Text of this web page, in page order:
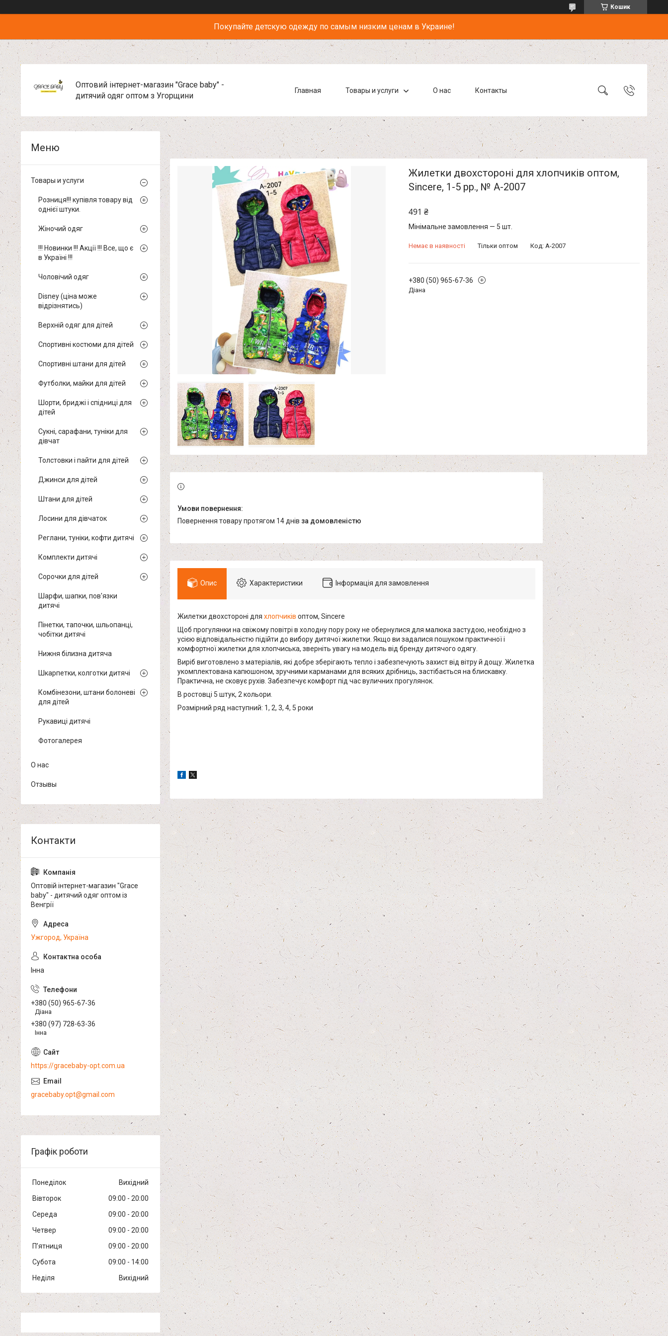
Кошик
Покупайте детскую одежду по самым низким ценам в Украине!
Оптовий інтернет-магазин "Grace baby" -
дитячий одяг оптом з Угорщини
Главная Товары и услуги О нас Контакты
Жилетки двохстороні для хлопчиків оптом,
Sincere, 1-5 рр., № А-2007
491 ₴
Мінімальне замовлення — 5 шт.
Немає в наявності Тільки оптом Код: А-2007
+380 (50) 965-67-36
Діана
повернення товару протягом 14 днів за домовленістю
Опис Характеристики Інформація для замовлення
Жилетки двохстороні для хлопчиків оптом, Sincere
Щоб прогулянки на свіжому повітрі в холодну пору року не обернулися для малюка застудою, необхідно з
усією відповідальністю підійти до вибору дитячої жилетки. Якщо ви задалися пошуком практичної і
комфортної жилетки для хлопчиська, зверніть увагу на модель від бренду дитячого одягу.
Виріб виготовлено з матеріалів, які добре зберігають тепло і забезпечують захист від вітру й дощу. Жилетка
укомплектована капюшоном, зручними карманами для всяких дрібниць, застібається на блискавку.
Практична, не сковує рухів. Забезпечує комфорт під час вуличних прогулянок.
В ростовці 5 штук, 2 кольори.
Розмірний ряд наступний: 1, 2, 3, 4, 5 роки
Товары и услуги
Розниця!!! купівля товару від
однієї штуки.
Жіночий одяг
!!! Новинки !!! Акції !!! Все, що є
в Україні !!!
Чоловічий одяг
Disney (ціна може
відрізнятись)
Верхній одяг для дітей
Спортивні костюми для дітей
Спортивні штани для дітей
Футболки, майки для дітей
Шорти, бриджі і спідниці для
дітей
Сукні, сарафани, туніки для
дівчат
Толстовки і пайти для дітей
Джинси для дітей
Штани для дітей
Лосини для дівчаток
Реглани, туніки, кофти дитячі
Комплекти дитячі
Сорочки для дітей
Шарфи, шапки, пов'язки
дитячі
Пінетки, тапочки, шльопанці,
чобітки дитячі
Нижня білизна дитяча
Шкарпетки, колготки дитячі
Комбінезони, штани болоневі
для дітей
Рукавиці дитячі
Фотогалерея
О нас
Отзывы
Оптовій інтернет-магазин "Grace
baby" - дитячий одяг оптом із
Венгрії
Ужгород, Україна
Інна
+380 (50) 965-67-36
Діана
+380 (97) 728-63-36
Інна
https://gracebaby-opt.com.ua
gracebaby.opt@gmail.com
Графік роботи
Понеділок
Вихідний
Вівторок
09:00
20:00
Середа
09:00
20:00
Четвер
09:00
20:00
Пʼятниця
09:00
20:00
Субота
09:00
14:00
Неділя
Вихідний